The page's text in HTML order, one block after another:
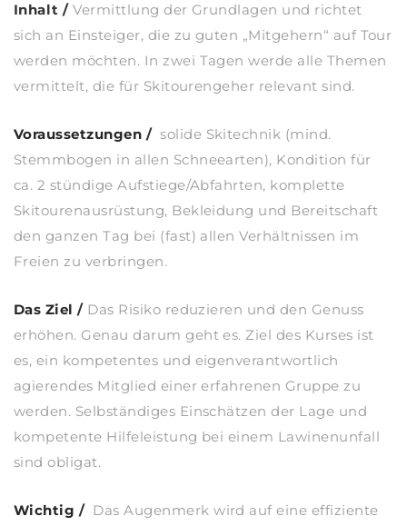
Inhalt /Vermittlung der Grundlagen und richtet
sich an Einsteiger, die zu guten „Mitgehern“ auf Tour
werden möchten. In zwei Tagen werde alle Themen
vermittelt, die für Skitourengeher relevant sind.
Voraussetzungen / solide Skitechnik (mind.
Stemmbogen in allen Schneearten), Kondition für
ca. 2 stündige Aufstiege/Abfahrten, komplette
Skitourenausrüstung, Bekleidung und Bereitschaft
den ganzen Tag bei (fast) allen Verhältnissen im
Freien zu verbringen.
Das Ziel / Das Risiko reduzieren und den Genuss
erhöhen. Genau darum geht es. Ziel des Kurses ist
es, ein kompetentes und eigenverantwortlich
agierendes Mitglied einer erfahrenen Gruppe zu
werden. Selbständiges Einschätzen der Lage und
kompetente Hilfeleistung bei einem Lawinenunfall
sind obligat.
Wichtig /Das Augenmerk wird auf eine effiziente